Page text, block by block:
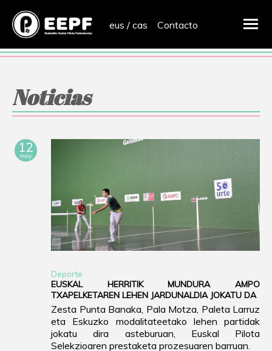
eus / cas Contacto
Noticias
12
may
Deporte
EUSKAL HERRITIK MUNDURA AMPO
TXAPELKETAREN LEHEN JARDUNALDIA JOKATU DA
Zesta Punta Banaka, Pala Motza, Paleta Larruz
eta Eskuzko modalitateetako lehen partidak
jokatu dira asteburuan, Euskal Pilota
Selekzioaren prestaketa prozesuaren barruan.